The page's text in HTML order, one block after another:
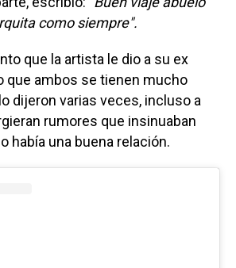
como siempre".
que la artista le dio a su ex
que ambos se tienen mucho
dijeron varias veces, incluso a
rumores que insinuaban
había una buena relación.